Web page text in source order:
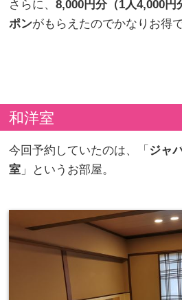
さらに、8,000円分（1人4,000
ポンがもらえたのでかなりお得
和洋室
今回予約していたのは、「 ジャ
室 」というお部屋。